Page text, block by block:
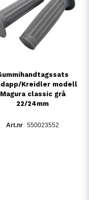
Kreidler modell
Magura classic grå
22/24mm
550023552